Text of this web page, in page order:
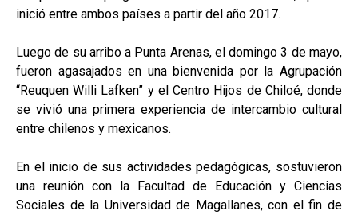
inició entre ambos países a partir del año 2017.
Luego de su arribo a Punta Arenas, el domingo 3 de mayo,
fueron agasajados en una bienvenida por la Agrupación
“Reuquen Willi Lafken” y el Centro Hijos de Chiloé, donde
se vivió una primera experiencia de intercambio cultural
entre chilenos y mexicanos.
En el inicio de sus actividades pedagógicas, sostuvieron
una reunión con la Facultad de Educación y Ciencias
Sociales de la Universidad de Magallanes, con el fin de